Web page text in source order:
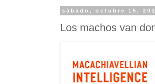
sábado, octubre 15,
Los machos van